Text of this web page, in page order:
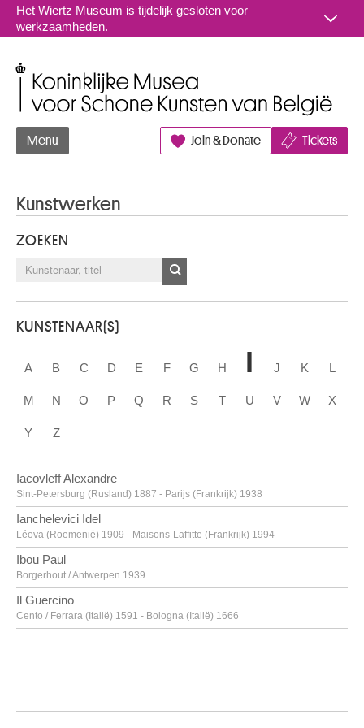
Naar inhoud
Het Wiertz Museum is tijdelijk gesloten voor
werkzaamheden.
Menu Join & Donate Tickets
Kunstwerken
ZOEKEN
KUNSTENAAR(S)
A B C D E F G H I J K L
M N O P Q R S T U V W X
Y Z
Iacovleff Alexandre
Sint-Petersburg (Rusland) 1887 - Parijs (Frankrijk) 1938
Ianchelevici Idel
Léova (Roemenië) 1909 - Maisons-Laffitte (Frankrijk) 1994
Ibou Paul
Borgerhout / Antwerpen 1939
Il Guercino
Cento / Ferrara (Italië) 1591 - Bologna (Italië) 1666